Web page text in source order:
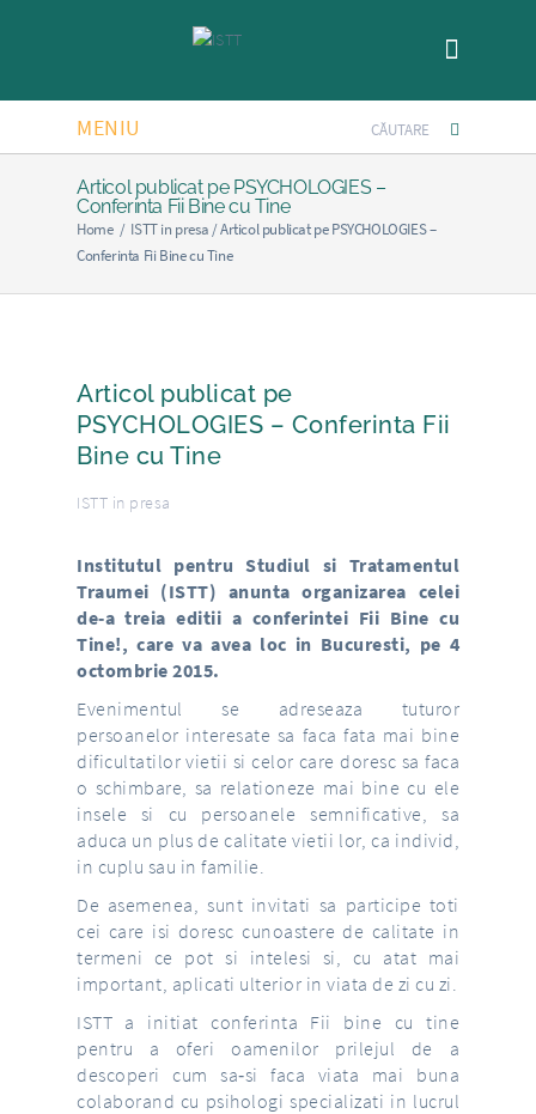
MENIU
Articol publicat pe PSYCHOLOGIES –
Conferinta Fii Bine cu Tine
Home / ISTT in presa /Articol publicat pe PSYCHOLOGIES –
Conferinta Fii Bine cu Tine
Articol publicat pe
PSYCHOLOGIES – Conferinta Fii
Bine cu Tine
ISTT in presa
Institutul pentru Studiul si Tratamentul
Traumei (ISTT) anunta organizarea celei
de‐a treia editii a conferintei Fii Bine cu
Tine!, care va avea loc in Bucuresti, pe 4
octombrie 2015.
Evenimentul se adreseaza tuturor
persoanelor interesate sa faca fata mai bine
dificultatilor vietii si celor care doresc sa faca
o schimbare, sa relationeze mai bine cu ele
insele si cu persoanele semnificative, sa
aduca un plus de calitate vietii lor, ca individ,
in cuplu sau in familie.
De asemenea, sunt invitati sa participe toti
cei care isi doresc cunoastere de calitate in
termeni ce pot si intelesi si, cu atat mai
important, aplicati ulterior in viata de zi cu zi.
ISTT a initiat conferinta Fii bine cu tine
pentru a oferi oamenilor prilejul de a
descoperi cum sa‐si faca viata mai buna
colaborand cu psihologi specializati in lucrul